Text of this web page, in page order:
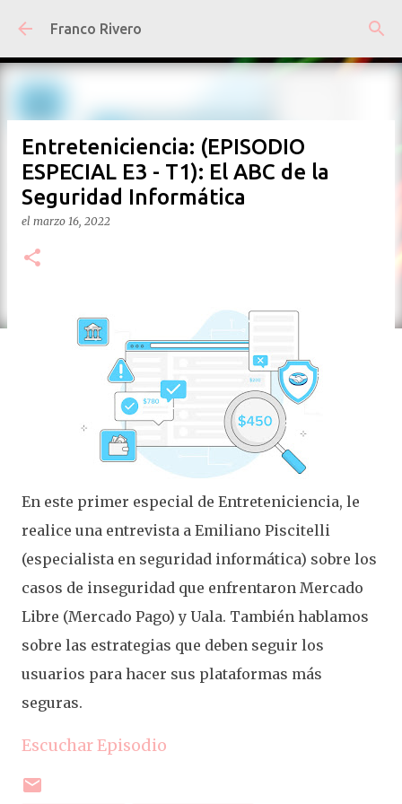
Ir al contenido principal
Franco Rivero
Entreteniciencia: (EPISODIO
ESPECIAL E3 - T1): El ABC de la
Seguridad Informática
el marzo 16, 2022
En este primer especial de Entreteniciencia, le
realice una entrevista a Emiliano Piscitelli
(especialista en seguridad informática) sobre los
casos de inseguridad que enfrentaron Mercado
Libre (Mercado Pago) y Uala. También hablamos
sobre las estrategias que deben seguir los
usuarios para hacer sus plataformas más
seguras.
Escuchar Episodio